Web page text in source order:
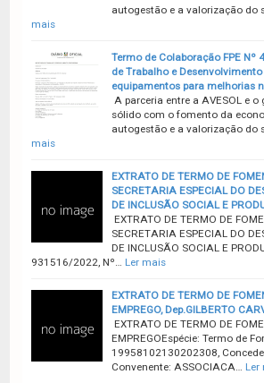
autogestão e a valorização do
mais
Termo de Colaboração FPE
de Trabalho e
equipamentos para melhorias
A parceria entre a AVESOL e
sólido com o fomento da
autogestão e a valorização do
mais
EXTRATO DE TERMO DE
SECRETARIA ESPECIAL DO
DE INCLUSÃO SOCIAL E
EXTRATO DE TERMO DE
SECRETARIA ESPECIAL DO
DE INCLUSÃO SOCIAL E
931516/2022, Nº…
Ler mais
EXTRATO DE TERMO DE
EMPREGO, Dep.GILBERTO
EXTRATO DE TERMO DE
EMPREGOEspécie: Termo de
19958102130202308,
Convenente: ASSOCIACA…
Ler